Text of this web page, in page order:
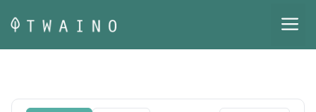
au
contenu